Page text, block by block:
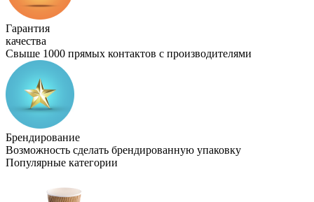
Гарантия
качества
Свыше 1000 прямых контактов с производителями
Брендирование
Возможность сделать брендированную упаковку
Популярные категории